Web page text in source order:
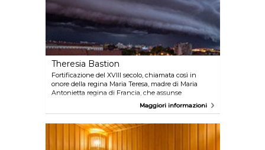
Theresia Bastion
Fortificazione del XVIII secolo, chiamata così in
onore della regina Maria Teresa, madre di Maria
Antonietta regina di Francia, che assunse
ufficiosamente il ruolo di imperatrice dell'impero
asburgico. Si tratta del posto perfetto per trascorrere
godendosi l'atmosfera suggestiva del bastione!
Maggiori informazioni